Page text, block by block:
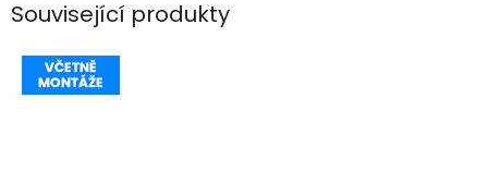
Související produkty